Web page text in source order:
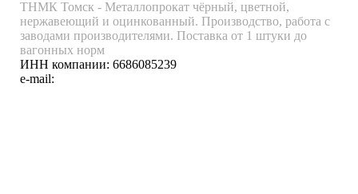
ТНМК Томск - Металлопрокат чёрный, цветной,
нержавеющий и оцинкованный. Производство, работа с
заводами производителями. Поставка от 1 штуки до
вагонных норм
ИНН компании: 6686085239
e-mail: